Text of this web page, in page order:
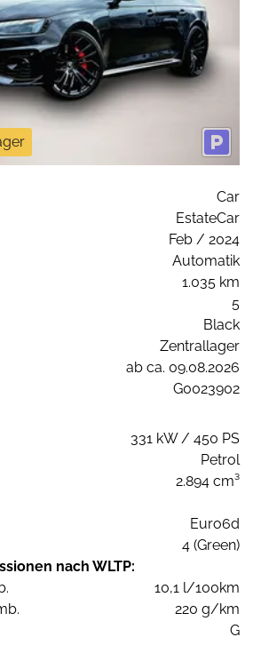
Car
EstateCar
Feb / 2024
Automatik
1.035 km
5
Black
Zentrallager
ab ca. 09.08.2026
G0023902
331 kW / 450 PS
Petrol
2.894 cm³
Euro6d
4 (Green)
nach WLTP:
10,1 l/100km
220 g/km
G